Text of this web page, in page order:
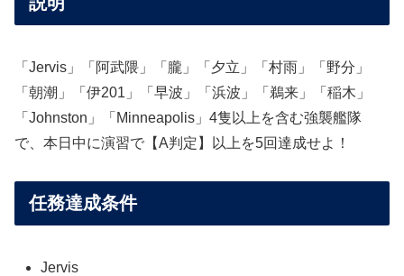
「Jervis」「阿武隈」「朧」「夕立」「村雨」「野分」
「朝潮」「伊201」「早波」「浜波」「鵜来」「稲木」
「Johnston」「Minneapolis」4隻以上を含む強襲艦隊
で、本日中に演習で【A判定】以上を5回達成せよ！
任務達成条件
Jervis